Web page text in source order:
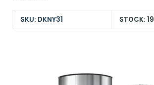
SKU: DKNY31 STOCK: 19